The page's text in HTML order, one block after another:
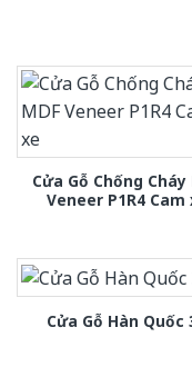
Cửa Gỗ Chống Cháy
Veneer P1R4 Cam
Cửa Gỗ Hàn Quốc